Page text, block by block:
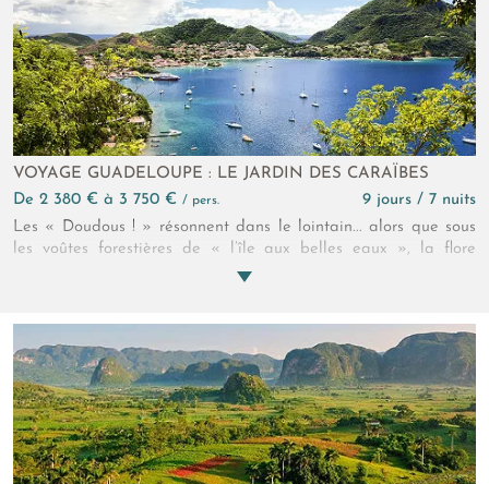
VOYAGE GUADELOUPE : LE JARDIN DES CARAÏBES
de 2 380 € à 3 750 € / pers.
9 jours / 7 nuits
Les « Doudous ! » résonnent dans le lointain... alors que sous
les voûtes forestières de « l’île aux belles eaux », la flore
tropicale exalte les sens. Apaisée par le ruissellement des